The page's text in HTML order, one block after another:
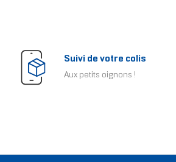
Suivi de votre colis
Aux petits oignons !